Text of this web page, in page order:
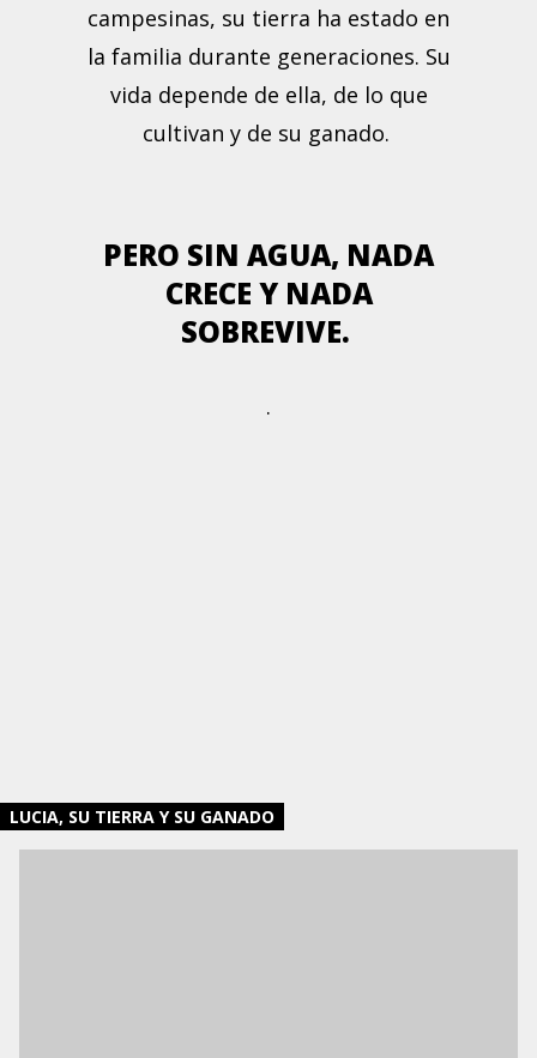
campesinas, su tierra ha estado en
la familia durante generaciones. Su
vida depende de ella, de lo que
cultivan y de su ganado.
PERO SIN AGUA, NADA
CRECE Y NADA
SOBREVIVE.
.
LUCIA, SU TIERRA Y SU GANADO